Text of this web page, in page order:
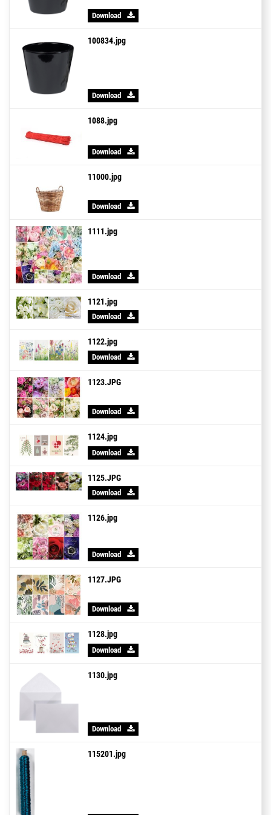
Download
100834.jpg
Download
1088.jpg
Download
11000.jpg
Download
1111.jpg
Download
1121.jpg
Download
1122.jpg
Download
1123.JPG
Download
1124.jpg
Download
1125.JPG
Download
1126.jpg
Download
1127.JPG
Download
1128.jpg
Download
1130.jpg
Download
115201.jpg